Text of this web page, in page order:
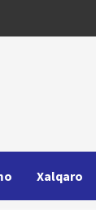
Xalqaro